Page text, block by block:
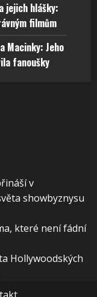
jejich hlášky:
filmům
Macinky: Jeho
fanoušky
v
showbyznysu
které není fádní
Hollywoodských